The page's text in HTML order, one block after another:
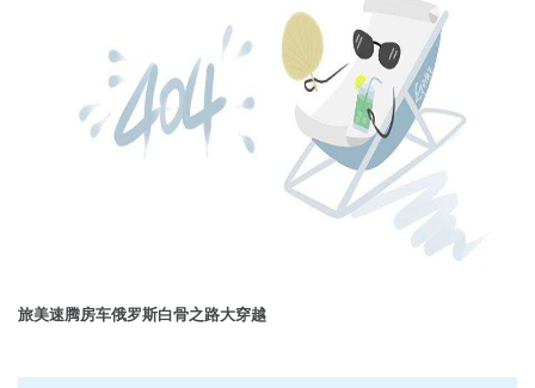
旅美速腾房车俄罗斯白骨之路大穿越